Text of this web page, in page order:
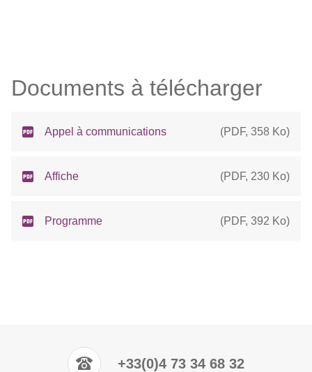
Documents à télécharger
Appel à communications (PDF, 358 Ko)
Affiche (PDF, 230 Ko)
Programme (PDF, 392 Ko)
+33(0)4 73 34 68 32